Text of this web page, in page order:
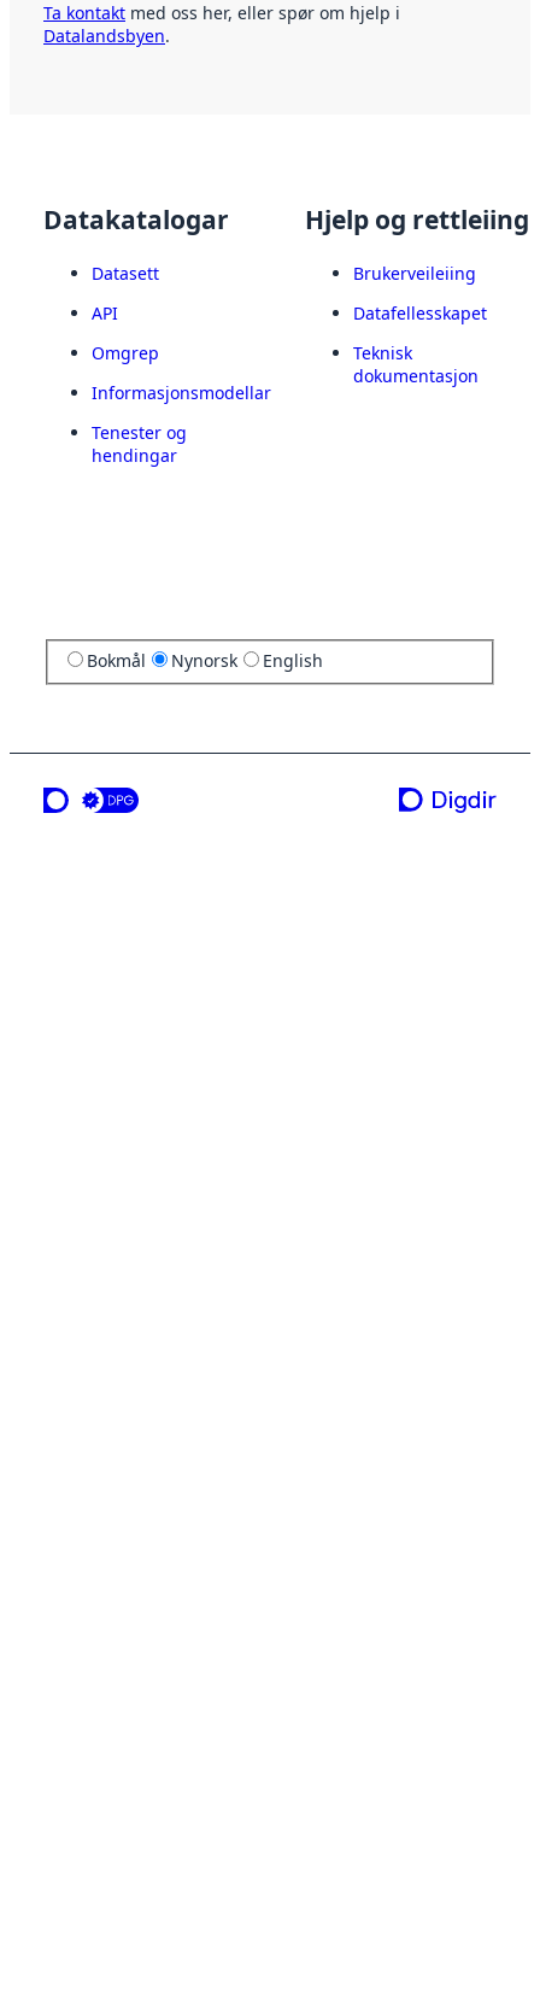
Ta kontakt med oss her, eller spør om hjelp i
Datalandsbyen.
Datakatalogar
Datasett
API
Omgrep
Informasjonsmodellar
Tenester og
hendingar
Hjelp og rettleiing
Brukerveileiing
Datafellesskapet
Teknisk
dokumentasjon
Bokmål Nynorsk English